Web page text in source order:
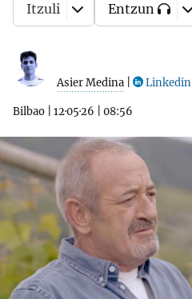
Asier Medina Linkedin
Bilbao 12·05·26 08:56
Itzuli Entzun